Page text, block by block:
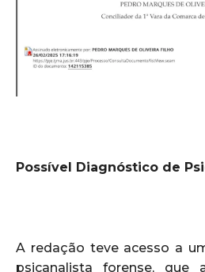
Possível Diagnóstico de
A redação teve acesso a
psicanalista forense, que